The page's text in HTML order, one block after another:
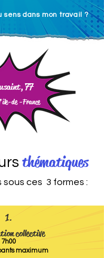
sens dans mon travail ?
de -France
77
thématiques
ces 3 formes :
1.
collective
7h00
maximum